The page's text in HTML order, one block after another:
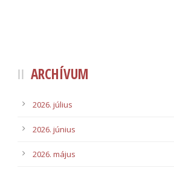
ARCHÍVUM
2026. július
2026. június
2026. május